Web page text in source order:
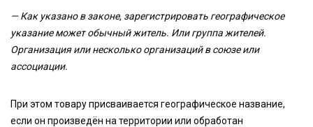
— Как указано в законе, зарегистрировать географическое
указание может обычный житель. Или группа жителей.
Организация или несколько организаций в союзе или
ассоциации.
При этом товару присваивается географическое название,
если он произведён на территории или обработан